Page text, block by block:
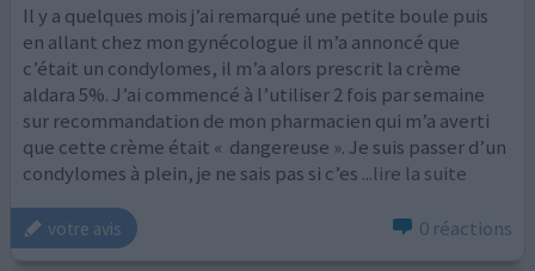
Il y a quelques mois j’ai remarqué une petite boule puis
en allant chez mon gynécologue il m’a annoncé que
c’était un condylomes, il m’a alors prescrit la crème
aldara 5%. J’ai commencé à l’utiliser 2 fois par semaine
sur recommandation de mon pharmacien qui m’a averti
que cette crème était « dangereuse ». Je suis passer d’un
condylomes à plein, je ne sais pas si c’es ...lire la suite
votre avis 0 réactions